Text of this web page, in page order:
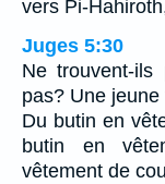
vers Pi-
Juges 5:30
Ne trouvent-
pas? Une
Du butin en
butin en
vêtement de